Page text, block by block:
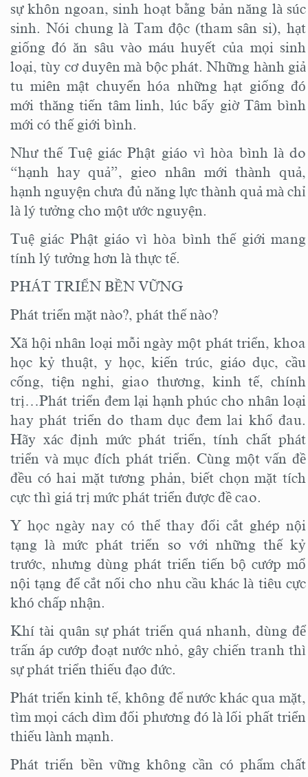
sự khôn ngoan, sinh hoạt bằng bản năng là súc
sinh. Nói chung là Tam độc (tham sân si), hạt
giống đó ăn sâu vào máu huyết của mọi sinh
loại, tùy cơ duyên mà bộc phát. Những hành giả
tu miên mật chuyển hóa những hạt giống đó
mới thăng tiến tâm linh, lúc bấy giờ Tâm bình
mới có thế giới bình.
Như thế Tuệ giác Phật giáo vì hòa bình là do
“hạnh hay quả”, gieo nhân mới thành quả,
hạnh nguyện chưa đủ năng lực thành quả mà chỉ
là lý tưởng cho một ước nguyện.
Tuệ giác Phật giáo vì hòa bình thế giới mang
tính lý tưởng hơn là thực tế.
PHÁT TRIỂN BỀN VỮNG
Phát triển mặt nào?, phát thế nào?
Xã hội nhân loại mỗi ngày một phát triển, khoa
học kỷ thuật, y học, kiến trúc, giáo dục, cầu
cống, tiện nghi, giao thương, kinh tế, chính
trị…Phát triển đem lại hạnh phúc cho nhân loại
hay phát triển do tham dục đem lai khổ đau.
Hãy xác định mức phát triển, tính chất phát
triển và mục đích phát triển. Cùng một vấn đề
đều có hai mặt tương phản, biết chọn mặt tích
cực thì giá trị mức phát triển được đề cao.
Y học ngày nay có thể thay đổi cắt ghép nội
tạng là mức phát triển so với những thế kỷ
trước, nhưng dùng phát triển tiến bộ cướp mổ
nội tạng để cắt nối cho nhu cầu khác là tiêu cực
khó chấp nhận.
Khí tài quân sự phát triển quá nhanh, dùng để
trấn áp cướp đoạt nước nhỏ, gây chiến tranh thì
sự phát triển thiếu đạo đức.
Phát triển kinh tế, không để nước khác qua mặt,
tìm mọi cách dìm đối phương đó là lối phất triển
thiếu lành mạnh.
Phát triển bền vững không cần có phẩm chất